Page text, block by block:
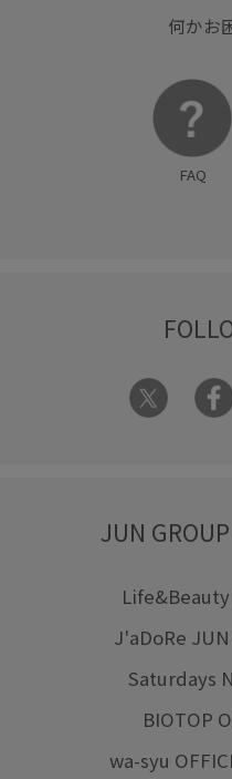
何かお
FAQ
JUN
J'aDoRe
Saturdays
BIOTOP
wa-syu